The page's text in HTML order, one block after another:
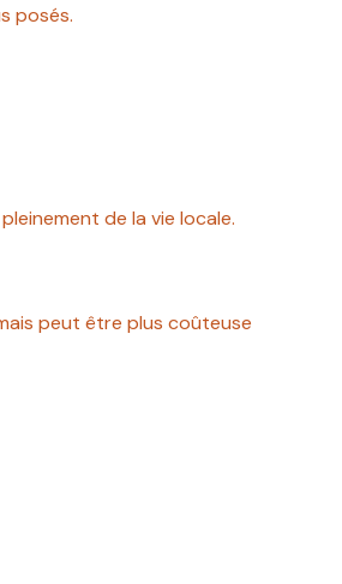
posés.
de la vie locale.
peut être plus coûteuse